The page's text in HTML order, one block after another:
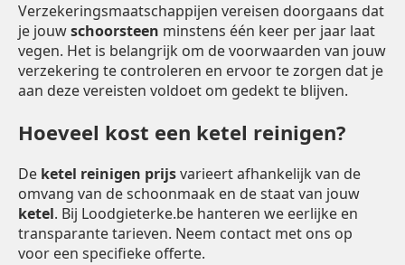
Verzekeringsmaatschappijen vereisen doorgaans dat
je jouwschoorsteen minstens één keer per jaar laat
vegen. Het is belangrijk om de voorwaarden van jouw
verzekering te controleren en ervoor te zorgen dat je
aan deze vereisten voldoet om gedekt te blijven.
Hoeveel kost een ketel reinigen?
De ketel reinigen prijsvarieert afhankelijk van de
omvang van de schoonmaak en de staat van jouw
ketel. Bij Loodgieterke.be hanteren we eerlijke en
transparante tarieven. Neem contact met ons op
voor een specifieke offerte.